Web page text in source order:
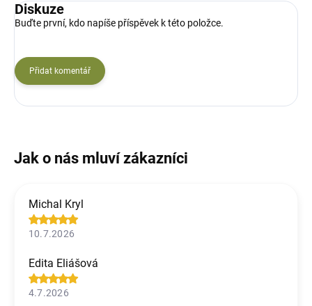
Diskuze
Buďte první, kdo napíše příspěvek k této položce.
Přidat komentář
Michal Kryl
10.7.2026
Edita Eliášová
4.7.2026